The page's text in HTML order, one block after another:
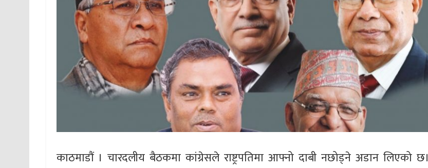
काठमाडौं । चारदलीय बैठकमा कांग्रेसले राष्ट्रपतिमा आफ्नो दाबी नछोड्ने अडान लिएको छ।